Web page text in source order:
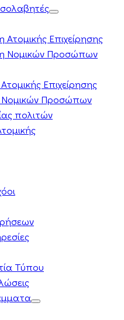
Ατομικής Επιχείρησης
Νομικών Προσώπων
Επιχείρησης
Νομικών Προσώπων
πολιτών
Τύπου